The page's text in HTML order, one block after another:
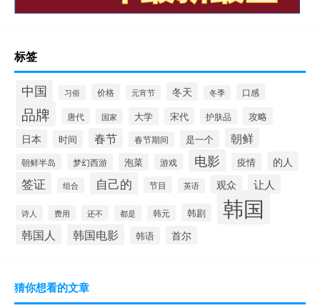
标签
中国 习俗 价格 元宵节 冬天 冬季 口感
品牌 唐代 国家 大学 宋代 护肤品 攻略
日本 时间 春节 春节期间 是一个 朝鲜
朝鲜半岛 梦幻西游 泡菜 游戏 电影 疫情 的人
签证 组合 自己的 节目 英语 观众 让人
诗人 费用 还不 都是 韩元 韩剧 韩国
韩国人 韩国电影 韩语 首尔
猜你想看的文章